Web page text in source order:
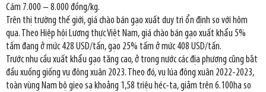
Cám 7.000 – 8.000 đồng/kg.
Trên thị trường thế giới, giá chào bán gạo xuất duy trì ổn định so với hôm
qua. Theo Hiệp hội Lương thực Việt Nam, giá chào bán gạo xuất khẩu 5%
tấm đang ở mức 428 USD/tấn, gạo 25% tấm ở mức 408 USD/tấn.
Trước nhu cầu xuất khẩu gạo tăng cao, ở trong nước các địa phương cũng bắt
đầu xuống giống vụ đông xuân 2023. Theo đó, vụ lúa đông xuân 2022-2023,
toàn vùng Nam bộ gieo sạ khoảng 1,58 triệu héc-ta, giảm trên 6.100ha so